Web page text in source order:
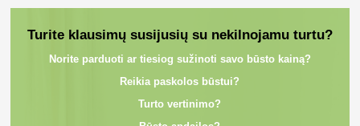
Turite klausimų susijusių su nekilnojamu turtu?
Norite parduoti ar tiesiog sužinoti savo būsto kainą?
Reikia paskolos būstui?
Turto vertinimo?